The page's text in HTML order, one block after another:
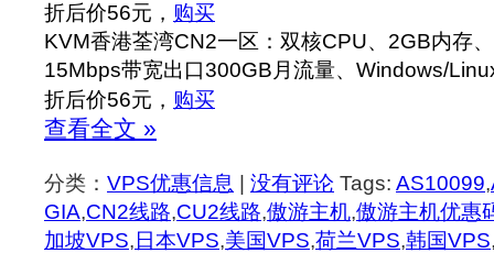
折后价56元， 购买
KVM香港荃湾CN2一区：双核CPU、2GB内存
15Mbps带宽出口300GB月流量、Windows/
折后价56元， 购买
查看全文 »
分类： VPS优惠信息 | 没有评论 Tags: AS10099,
GIA,CN2线路,CU2线路,傲游主机,傲游主机优惠
加坡VPS,日本VPS,美国VPS,荷兰VPS,韩国VPS